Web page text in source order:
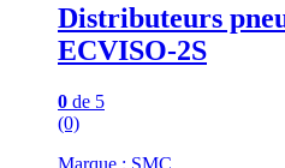
Distributeurs
ECVISO-2S
0 de 5
(0)
Marque : SMC